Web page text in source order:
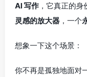
AI 写作 ，它真正的
灵感的放大器 ，一个
想象一下这个场景：
你不再是孤独地面对